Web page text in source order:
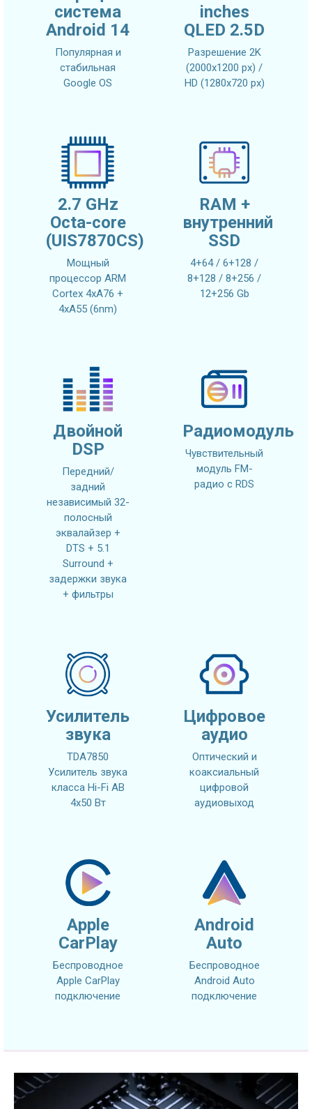
система
Android 14
Популярная и
стабильная
Google OS
inches
QLED 2.5D
Разрешение 2K
(2000x1200 px) /
HD (1280x720 px)
2.7 GHz
Octa-core
(UIS7870CS)
Мощный
процессор ARM
Cortex 4xA76 +
4xA55 (6nm)
RAM +
внутренний
SSD
4+64 / 6+128 /
8+128 / 8+256 /
12+256 Gb
Двойной
DSP
Передний/
задний
независимый 32-
полосный
эквалайзер +
DTS + 5.1
Surround +
задержки звука
+ фильтры
Радиомодуль
Чувствительный
модуль FM-
радио с RDS
Усилитель
звука
TDA7850
Усилитель звука
класса Hi-Fi AB
4x50 Вт
Цифровое
аудио
Оптический и
коаксиальный
цифровой
аудиовыход
Apple
CarPlay
Беспроводное
Apple CarPlay
подключение
Android
Auto
Беспроводное
Android Auto
подключение